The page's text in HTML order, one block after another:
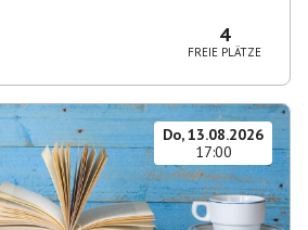
4
FREIE PLÄTZE
Do, 13.08.2026
17:00